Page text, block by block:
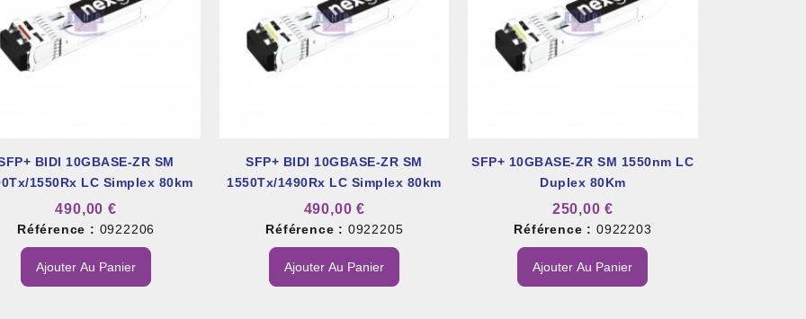
BIDI 10GBASE-ZR SM
1550Rx LC Simplex 80km
490,00 €
Référence : 0922206
Ajouter Au Panier
SFP+ BIDI 10GBASE-ZR SM
1550Tx/1490Rx LC Simplex 80km
490,00 €
Référence : 0922205
Ajouter Au Panier
SFP+ 10GBASE-ZR SM 1550nm LC
Duplex 80Km
250,00 €
Référence : 0922203
Ajouter Au Panier